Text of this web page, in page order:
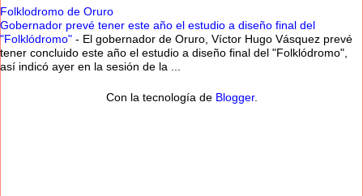
Folklodromo de Oruro
Gobernador prevé tener este año el estudio a diseño final del
"Folklódromo" - El gobernador de Oruro, Víctor Hugo Vásquez prevé
tener concluido este año el estudio a diseño final del "Folklódromo",
así indicó ayer en la sesión de la ...
Con la tecnología de Blogger.